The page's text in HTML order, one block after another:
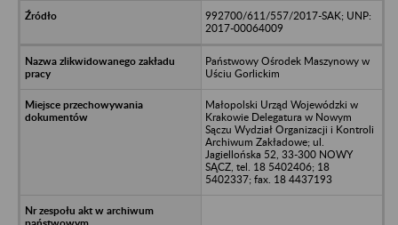
992700/611/557/2017-SAK; UNP:
2017-00064009
Państwowy Ośrodek Maszynowy w
Uściu Gorlickim
Małopolski Urząd Wojewódzki w
Krakowie Delegatura w Nowym
Sączu Wydział Organizacji i Kontroli
Archiwum Zakładowe; ul.
Jagiellońska 52, 33-300 NOWY
SĄCZ, tel. 18 5402406; 18
5402337; fax. 18 4437193